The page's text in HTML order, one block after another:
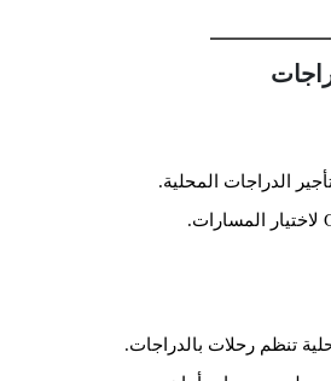
الدراجات المحلية.
تنظم رحلات بالدراجات.